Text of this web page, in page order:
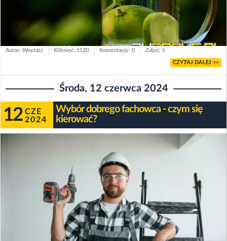
Autor: Woytazz Kliknięć: 1120 Komentarzy: 0 Zdjęć: 1
CZYTAJ DALEJ >>
Środa, 12 czerwca 2024
12 CZE
2024
Wybór dobrego fachowca - czym się
kierować?